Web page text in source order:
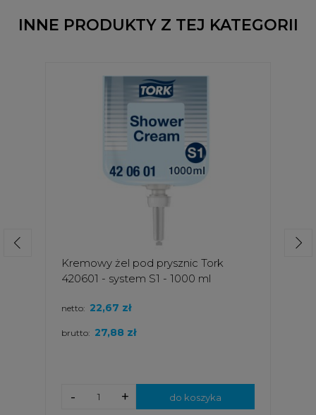
INNE PRODUKTY Z TEJ KATEGORII
Kremowy żel pod prysznic Tork
420601 - system S1 - 1000 ml
brutto: 27,88 zł
netto: 22,67 zł
+
- do koszyka